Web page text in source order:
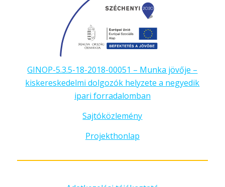
GINOP-5.3.5-18-2018-00051 – Munka jövője –
kiskereskedelmi dolgozók helyzete a negyedik
ipari forradalomban
Sajtóközlemény
Projekthonlap